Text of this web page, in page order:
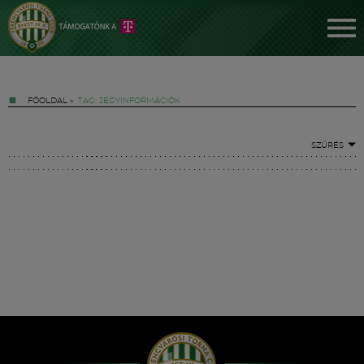
FŐOLDAL » TAG: JEGYINFORMÁCIÓK
SZŰRÉS
Hírek